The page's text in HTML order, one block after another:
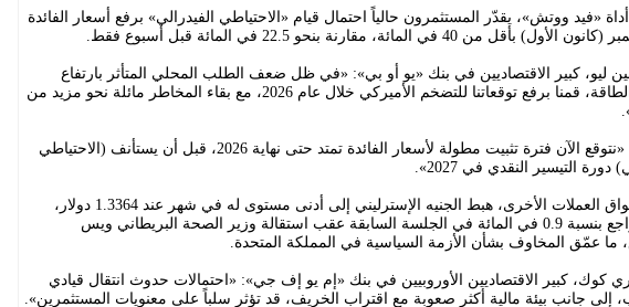
«فيد ووتش»، يقدّر المستثمرون حالياً احتمال قيام «الاحتياطي الفيدرالي» برفع أسعار الفائدة
بأقل من 40 في المائة، مقارنة بنحو 22.5 في المائة قبل أسبوع فقط.
ليو، كبير الاقتصاديين في بنك «يو أو بي»: «في ظل ضعف الطلب المحلي المتأثر بارتفاع
تكاليف الطاقة، قمنا برفع توقعاتنا للتضخم الأميركي خلال عام 2026، مع بقاء المخاطر مائلة نحو مزيد من
وأضاف: «نتوقع الآن فترة تثبيت مطولة لأسعار الفائدة تمتد حتى نهاية 2026، قبل أن يستأنف (الاحتياطي
دورة التيسير النقدي في 2027».
وفي أسواق العملات الأخرى، هبط الجنيه الإسترليني إلى أدنى مستوى له في شهر عند 1.3364 دولار،
بعدما تراجع بنسبة 0.9 في المائة في الجلسة السابقة عقب استقالة وزير الصحة البريطاني ويس
ما عمّق المخاوف بشأن الأزمة السياسية في المملكة المتحدة.
كوك، كبير الاقتصاديين الأوروبيين في بنك «إم يو إف جي»: «احتمالات حدوث انتقال قيادي
جانب بيئة مالية أكثر صعوبة مع اقتراب الخريف، قد تؤثر سلباً على معنويات المستثمرين».